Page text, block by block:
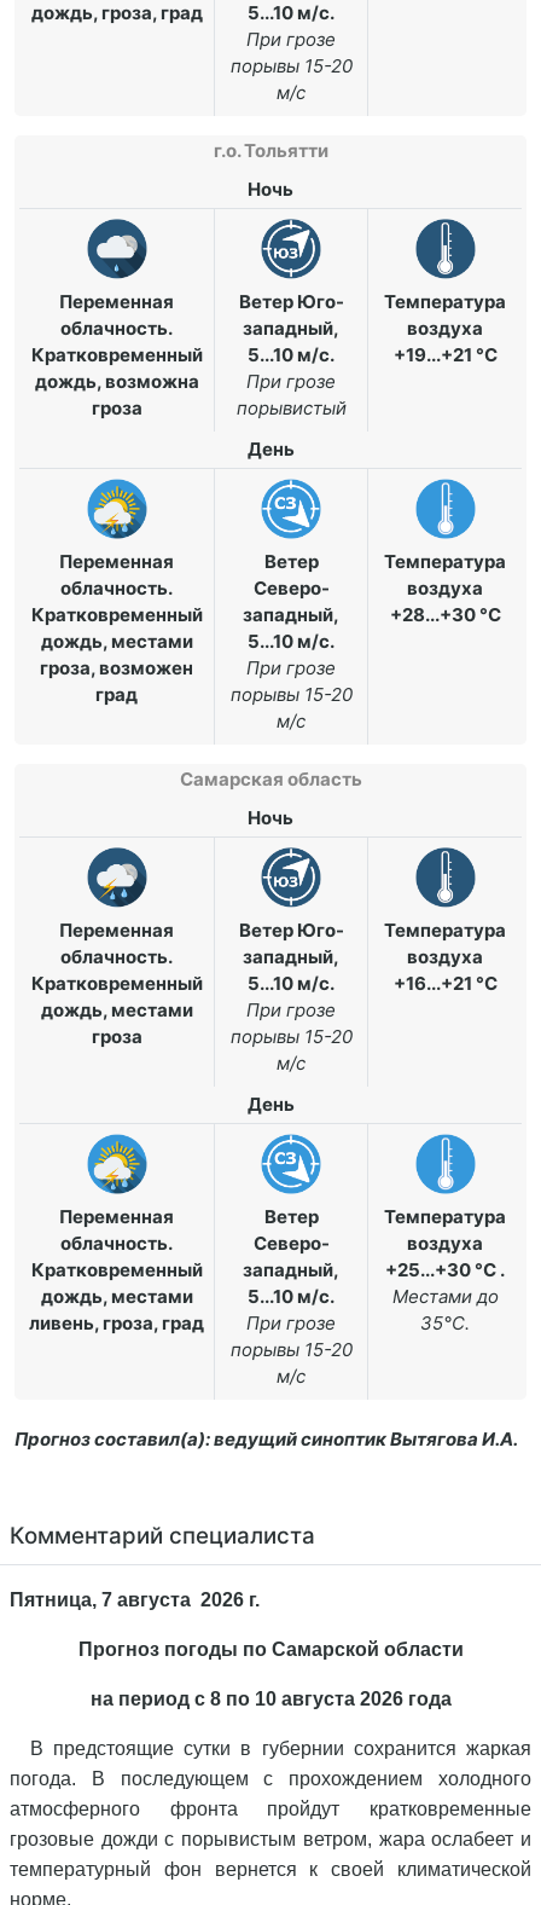
дождь, гроза, град
5...10 м/с.
При грозе
порывы 15-20
м/с
г.о. Тольятти
Ночь
Переменная
облачность.
Кратковременный
дождь, возможна
гроза
Ветер Юго-
западный,
5...10 м/с.
При грозе
порывистый
Температура
воздуха
+19...+21 °C
День
Переменная
облачность.
Кратковременный
дождь, местами
гроза, возможен
град
Ветер
Северо-
западный,
5...10 м/с.
При грозе
порывы 15-20
м/с
Температура
воздуха
+28...+30 °C
Самарская область
Ночь
Переменная
облачность.
Кратковременный
дождь, местами
гроза
Ветер Юго-
западный,
5...10 м/с.
При грозе
порывы 15-20
м/с
Температура
воздуха
+16...+21 °C
День
Переменная
облачность.
Кратковременный
дождь, местами
ливень, гроза, град
Ветер
Северо-
западный,
5...10 м/с.
При грозе
порывы 15-20
м/с
Температура
воздуха
+25...+30 °C .
Местами до
35°C.
Прогноз составил(а): ведущий синоптик Вытягова И.А.
Комментарий специалиста
Пятница, 7 августа 2026 г.
Прогноз погоды по Самарской области
на период с 8 по 10 августа 2026 года
В предстоящие сутки в губернии сохранится жаркая
погода. В последующем с прохождением холодного
атмосферного фронта пройдут кратковременные
грозовые дожди с порывистым ветром, жара ослабеет и
температурный фон вернется к своей климатической
норме.